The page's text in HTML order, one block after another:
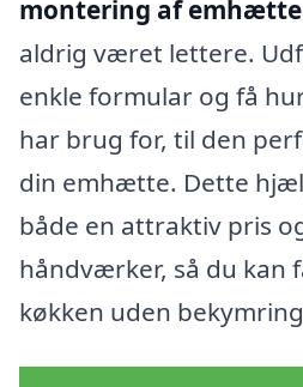
montering af
aldrig været lettere.
enkle formular og få
har brug for, til den
din emhætte. Dette
både en attraktiv pris
håndværker, så du kan
køkken uden